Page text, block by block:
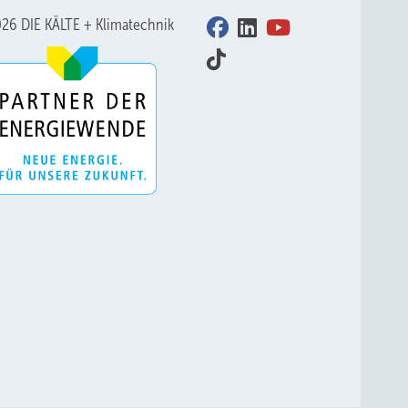
DIE KÄLTE + Klimatechnik